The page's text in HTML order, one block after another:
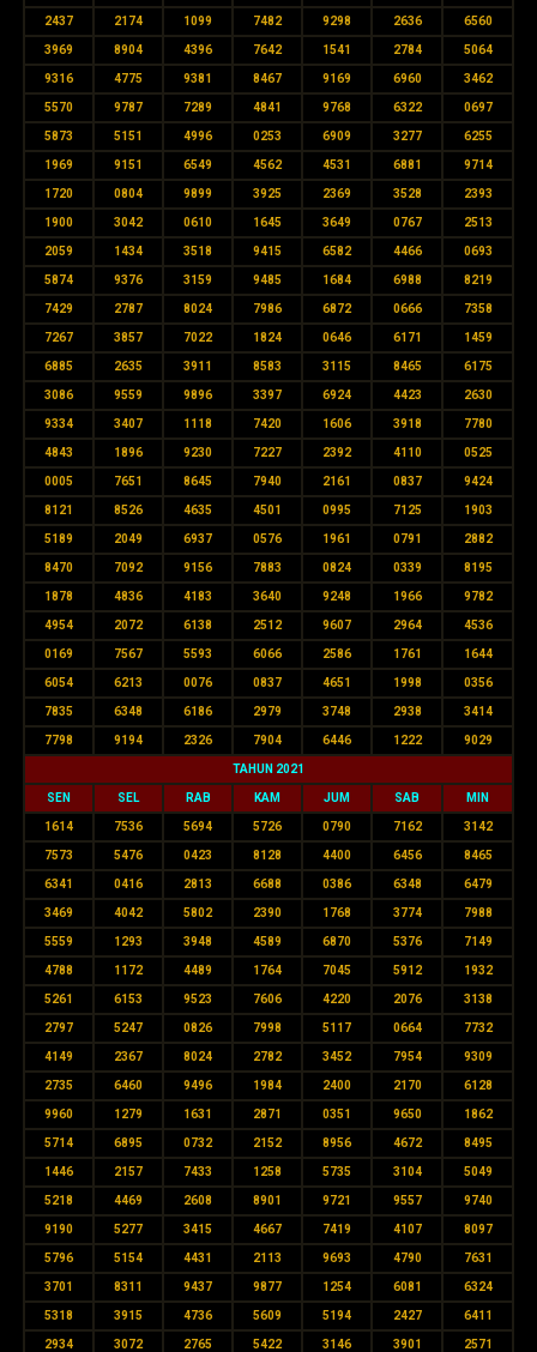
2437 2174 1099 7482 9298 2636 6560
3969 8904 4396 7642 1541 2784 5064
9316 4775 9381 8467 9169 6960 3462
5570 9787 7289 4841 9768 6322 0697
5873 5151 4996 0253 6909 3277 6255
1969 9151 6549 4562 4531 6881 9714
1720 0804 9899 3925 2369 3528 2393
1900 3042 0610 1645 3649 0767 2513
2059 1434 3518 9415 6582 4466 0693
5874 9376 3159 9485 1684 6988 8219
7429 2787 8024 7986 6872 0666 7358
7267 3857 7022 1824 0646 6171 1459
6885 2635 3911 8583 3115 8465 6175
3086 9559 9896 3397 6924 4423 2630
9334 3407 1118 7420 1606 3918 7780
4843 1896 9230 7227 2392 4110 0525
0005 7651 8645 7940 2161 0837 9424
8121 8526 4635 4501 0995 7125 1903
5189 2049 6937 0576 1961 0791 2882
8470 7092 9156 7883 0824 0339 8195
1878 4836 4183 3640 9248 1966 9782
4954 2072 6138 2512 9607 2964 4536
0169 7567 5593 6066 2586 1761 1644
6054 6213 0076 0837 4651 1998 0356
7835 6348 6186 2979 3748 2938 3414
7798 9194 2326 7904 6446 1222 9029
TAHUN 2021
SEN SEL RAB KAM JUM SAB MIN
1614 7536 5694 5726 0790 7162 3142
7573 5476 0423 8128 4400 6456 8465
6341 0416 2813 6688 0386 6348 6479
3469 4042 5802 2390 1768 3774 7988
5559 1293 3948 4589 6870 5376 7149
4788 1172 4489 1764 7045 5912 1932
5261 6153 9523 7606 4220 2076 3138
2797 5247 0826 7998 5117 0664 7732
4149 2367 8024 2782 3452 7954 9309
2735 6460 9496 1984 2400 2170 6128
9960 1279 1631 2871 0351 9650 1862
5714 6895 0732 2152 8956 4672 8495
1446 2157 7433 1258 5735 3104 5049
5218 4469 2608 8901 9721 9557 9740
9190 5277 3415 4667 7419 4107 8097
5796 5154 4431 2113 9693 4790 7631
3701 8311 9437 9877 1254 6081 6324
5318 3915 4736 5609 5194 2427 6411
2934 3072 2765 5422 3146 3901 2571